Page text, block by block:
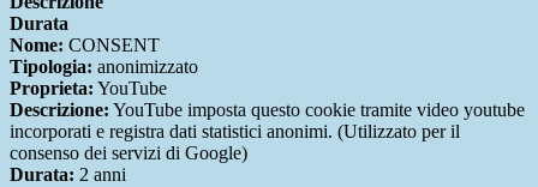
Durata
Nome: CONSENT
Tipologia: anonimizzato
Proprieta: YouTube
Descrizione: YouTube imposta questo cookie tramite video youtube
incorporati e registra dati statistici anonimi. (Utilizzato per il
consenso dei servizi di Google)
Durata: 2 anni